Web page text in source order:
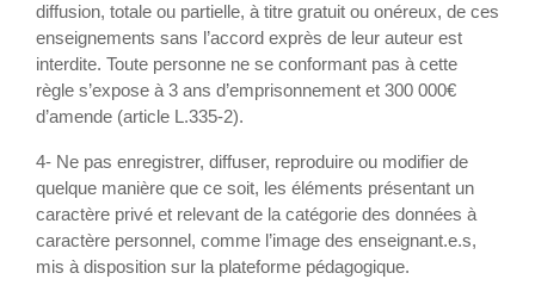
diffusion, totale ou partielle, à titre gratuit ou onéreux, de ces
enseignements sans l’accord exprès de leur auteur est
interdite. Toute personne ne se conformant pas à cette
règle s’expose à 3 ans d’emprisonnement et 300 000€
d’amende (article L.335-2).
4- Ne pas enregistrer, diffuser, reproduire ou modifier de
quelque manière que ce soit, les éléments présentant un
caractère privé et relevant de la catégorie des données à
caractère personnel, comme l’image des enseignant.e.s,
mis à disposition sur la plateforme pédagogique.